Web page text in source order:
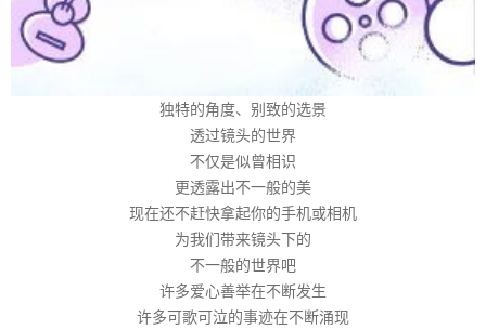
独特的角度、别致的选景
透过镜头的世界
不仅是似曾相识
更透露出不一般的美
现在还不赶快拿起你的手机或相机
为我们带来镜头下的
不一般的世界吧
许多爱心善举在不断发生
许多可歌可泣的事迹在不断涌现